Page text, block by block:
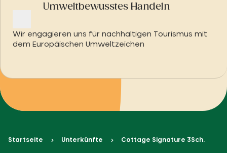
Umweltbewusstes Handeln
Wir engagieren uns für nachhaltigen Tourismus mit
dem Europäischen Umweltzeichen
Startseite Unterkünfte Cottage Signature 3Sch.